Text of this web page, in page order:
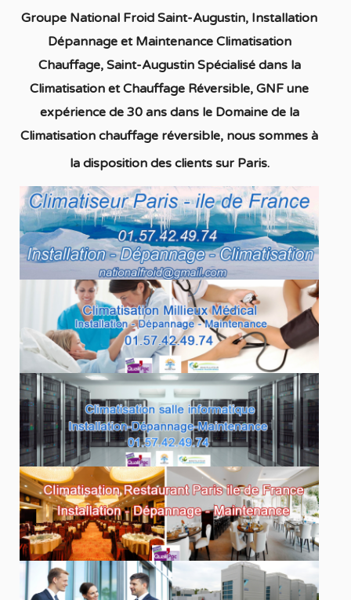
Groupe National Froid Saint-Augustin, Installation
Dépannage et Maintenance Climatisation
Chauffage, Saint-Augustin Spécialisédans la
Climatisation et Chauffage Réversible, GNF une
expérience de 30 ans dans le Domaine de la
Climatisation chauffage réversible, nous sommes à
la disposition des clients sur Paris.